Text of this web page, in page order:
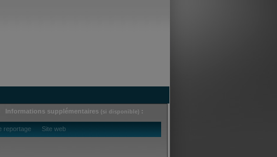
Informations supplémentaires (si disponible) :
reportage Site web